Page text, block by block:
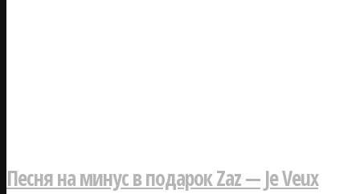
Песня на минус в подарок Zaz — Je Veux